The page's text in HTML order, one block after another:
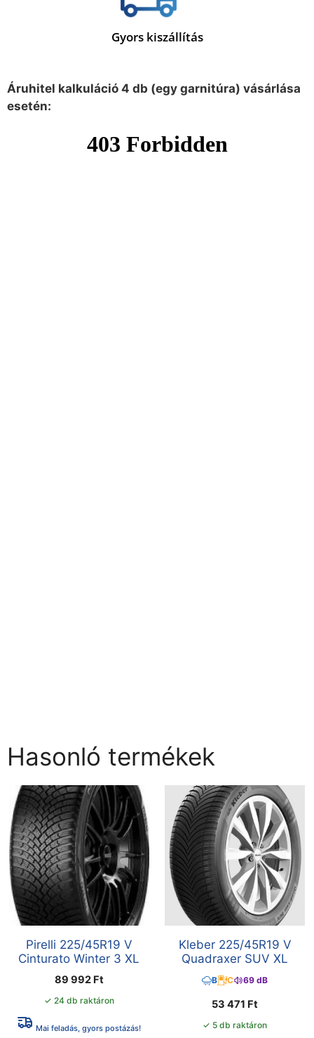
Gyors kiszállítás
Áruhitel kalkuláció 4 db (egy garnitúra) vásárlása
esetén:
Hasonló termékek
Pirelli 225/45R19 V
Cinturato Winter 3 XL
89 992 Ft
✓ 24 db raktáron
Mai feladás, gyors postázás!
Kleber 225/45R19 V
Quadraxer SUV XL
B C 69 dB
53 471 Ft
✓ 5 db raktáron